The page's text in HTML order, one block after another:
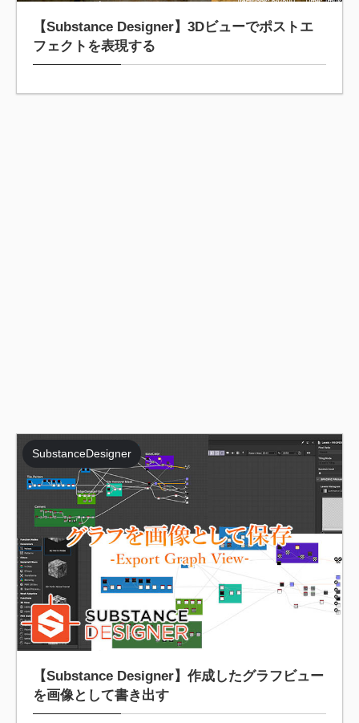
【Substance Designer】3Dビューでポストエ
フェクトを表現する
SubstanceDesigner
【Substance Designer】作成したグラフビュー
を画像として書き出す